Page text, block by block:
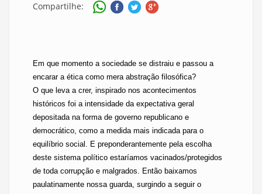
Compartilhe:
Em que momento a sociedade se distraiu e passou a
encarar a ética como mera abstração filosófica?
O que leva a crer, inspirado nos acontecimentos
históricos foi a intensidade da expectativa geral
depositada na forma de governo republicano e
democrático, como a medida mais indicada para o
equilíbrio social. E preponderantemente pela escolha
deste sistema político estaríamos vacinados/protegidos
de toda corrupção e malgrados. Então baixamos
paulatinamente nossa guarda, surgindo a seguir o